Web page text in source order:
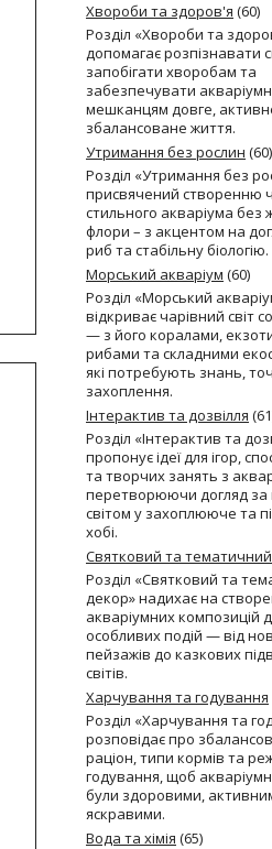
Хвороби та здоров'я (60)
Розділ «Хвороби та
допомагає розпізнавати
запобігати хворобам та
забезпечувати
мешканцям довге,
збалансоване життя.
Утримання без рослин (60)
Розділ «Утримання без
присвячений створенню
стильного акваріума без
флори – з акцентом на
риб та стабільну біологію.
Морський акваріум (60)
Розділ «Морський
відкриває чарівний світ
— з його коралами,
рибами та складними
які потребують знань,
захоплення.
Інтерактив та дозвілля
Розділ «Інтерактив та
пропонує ідеї для ігор,
та творчих занять з
перетворюючи догляд за
світом у захоплююче та
хобі.
Святковий та
Розділ «Святковий та
декор» надихає на
акваріумних композицій
особливих подій — від
пейзажів до казкових
світів.
Харчування та годування
Розділ «Харчування та
розповідає про
раціон, типи кормів та
годування, щоб
були здоровими,
яскравими.
Вода та хімія (65)